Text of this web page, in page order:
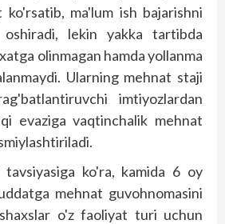
ko'rsatib, ma'lum ish bajarishni
oshiradi, lekin yakka tartibda
olinmagan hamda yollanma
Ularning mehnat staji
imtiyozlardan
evaziga vaqtinchalik mehnat
ko'ra, kamida 6 oy
mehnat guvohnomasini
o'z faoliyat turi uchun